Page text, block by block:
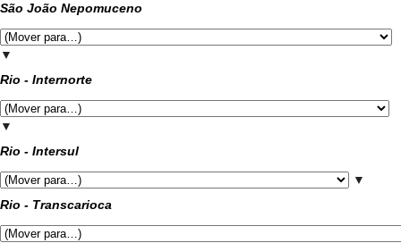
São João Nepomuceno
▼
Rio - Internorte
▼
Rio - Intersul
▼
Rio - Transcarioca